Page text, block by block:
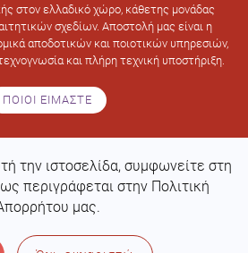
στον ελλαδικό χώρο, κάθετης μονάδας
σχεδίων. Αποστολή μας είναι η
αποδοτικών και ποιοτικών υπηρεσιών,
και πλήρη τεχνική υποστήριξη.
ΠΟΙΟΙ ΕΙΜΑΣΤΕ
by Web Intelligence
την ιστοσελίδα, συμφωνείτε στη
περιγράφεται στην Πολιτική
μας.